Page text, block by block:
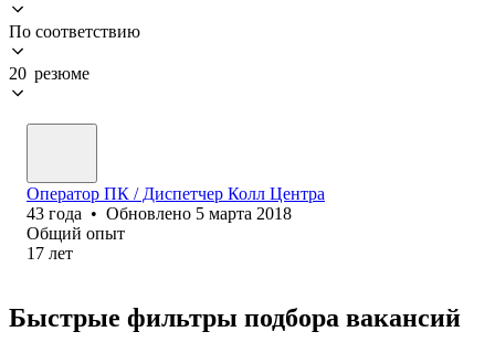
По соответствию
20 резюме
Оператор ПК / Диспетчер Колл Центра
43 года • Обновлено 5 марта 2018
Общий опыт
17 лет
Быстрые фильтры подбора вакансий